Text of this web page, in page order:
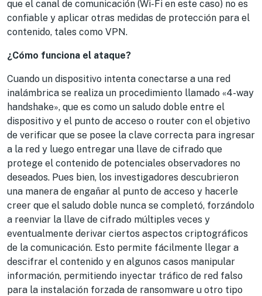
que el canal de comunicación (Wi-Fi en este caso) no es
confiable y aplicar otras medidas de protección para el
contenido, tales como VPN.
¿Cómo funciona el ataque?
Cuando un dispositivo intenta conectarse a una red
inalámbrica se realiza un procedimiento llamado «4-way
handshake», que es como un saludo doble entre el
dispositivo y el punto de acceso o router con el objetivo
de verificar que se posee la clave correcta para ingresar
a la red y luego entregar una llave de cifrado que
protege el contenido de potenciales observadores no
deseados. Pues bien, los investigadores descubrieron
una manera de engañar al punto de acceso y hacerle
creer que el saludo doble nunca se completó, forzándolo
a reenviar la llave de cifrado múltiples veces y
eventualmente derivar ciertos aspectos criptográficos
de la comunicación. Esto permite fácilmente llegar a
descifrar el contenido y en algunos casos manipular
información, permitiendo inyectar tráfico de red falso
para la instalación forzada de ransomware u otro tipo